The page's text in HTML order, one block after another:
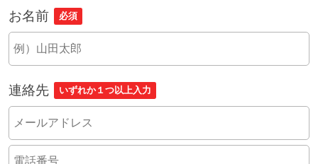
お名前 必須
連絡先 いずれか１つ以上入力